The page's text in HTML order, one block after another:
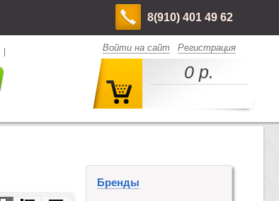
8(910) 401 49 62
Войти на сайт Регистрация
0 р.
Бренды